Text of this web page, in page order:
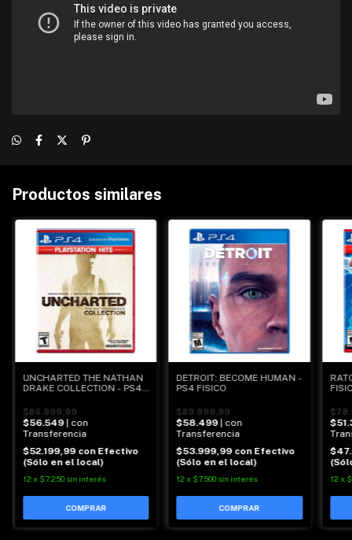
Productos similares
UNCHARTED THE NATHAN
DRAKE COLLECTION - PS4
$86.999,99
$56.549 | con
Transferencia
$52.199,99 con Efectivo
(Sólo en el local)
12 x $7.250 sin interés
DETROIT: BECOME HUMAN -
PS4 FISICO
$89.999,99
$58.499
| con
Transferencia
$53.999,99 con Efectivo
(Sólo en el local)
12 x $7.500 sin interés 12 x